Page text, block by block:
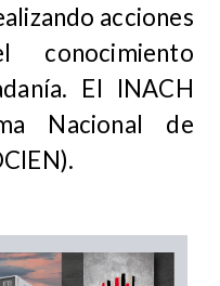
acciones
conocimiento
El INACH
Nacional de